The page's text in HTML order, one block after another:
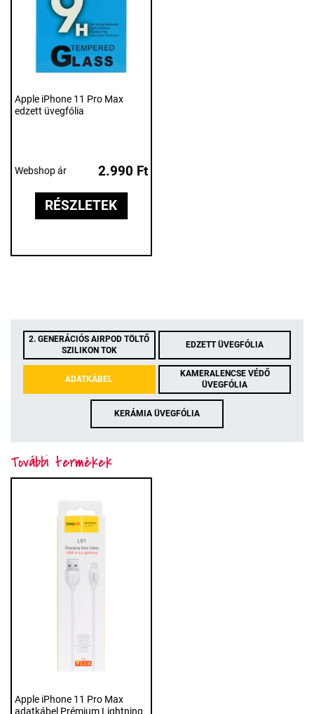
Apple iPhone 11 Pro Max
edzett üvegfólia
Webshop ár 2.990 Ft
RÉSZLETEK
2. GENERÁCIÓS AIRPOD TÖLTŐ
SZILIKON TOK
EDZETT ÜVEGFÓLIA
ADATKÁBEL
KAMERALENCSE VÉDŐ
ÜVEGFÓLIA
KERÁMIA ÜVEGFÓLIA
További termékek
Apple iPhone 11 Pro Max
adatkábel Prémium Lightning